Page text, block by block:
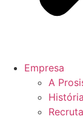
Empresa
A
História